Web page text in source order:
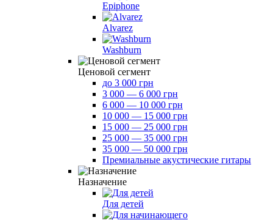
Epiphone
Alvarez
Washburn
Ценовой сегмент
до 3 000 грн
3 000 — 6 000 грн
6 000 — 10 000 грн
10 000 — 15 000 грн
15 000 — 25 000 грн
25 000 — 35 000 грн
35 000 — 50 000 грн
Премиальные акустические гитары
Назначение
Для детей